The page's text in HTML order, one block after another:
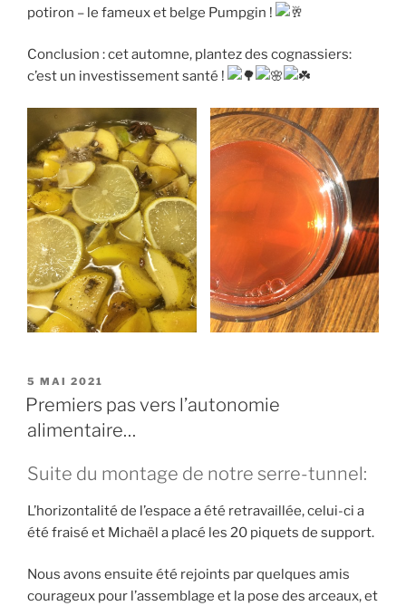
potiron – le fameux et belge Pumpgin !
Conclusion : cet automne, plantez des cognassiers:
c’est un investissement santé !
PUBLIÉ
LE
5 MAI 2021
Premiers pas vers l’autonomie
alimentaire…
Suite du montage de notre serre-tunnel:
L’horizontalité de l’espace a été retravaillée, celui-ci a
été fraisé et Michaël a placé les 20 piquets de support.
Nous avons ensuite été rejoints par quelques amis
courageux pour l’assemblage et la pose des arceaux, et